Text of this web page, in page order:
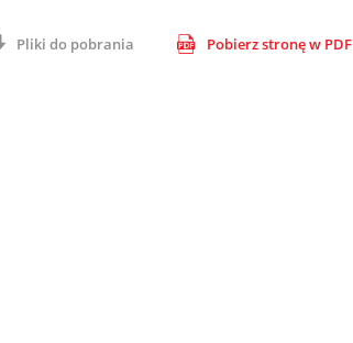
Pliki do pobrania Pobierz stronę w PDF